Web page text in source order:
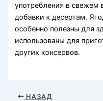
употребления в свежем
добавки к десертам.
особенно полезны для
использованы для
других консервов.
НАЗАД